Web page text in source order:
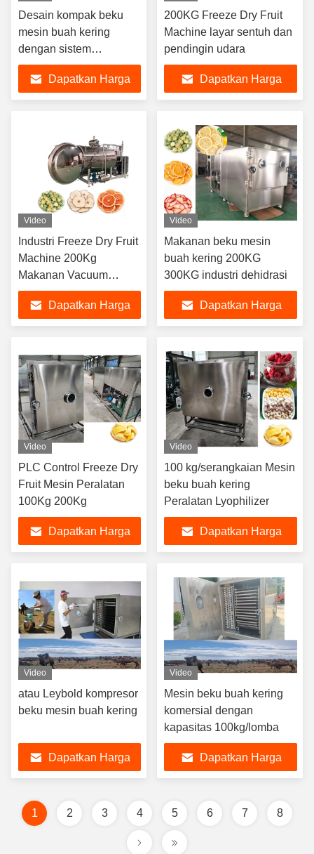
Desain kompak beku
mesin buah kering
dengan sistem
pendingin
Dapatkan Harga
200KG Freeze Dry Fruit
Machine layar sentuh dan
pendingin udara
Dapatkan Harga
Video
Industri Freeze Dry Fruit
Machine 200Kg
Makanan Vacuum
Freeze Drying Machine
Dapatkan Harga
Video
Makanan beku mesin
buah kering 200KG
300KG industri dehidrasi
Dapatkan Harga
Video
PLC Control Freeze Dry
Fruit Mesin Peralatan
100Kg 200Kg
Dapatkan Harga
Video
100 kg/serangkaian Mesin
beku buah kering
Peralatan Lyophilizer
Dapatkan Harga
Video
atau Leybold kompresor
beku mesin buah kering
Dapatkan Harga
Video
Mesin beku buah kering
komersial dengan
kapasitas 100kg/lomba
Dapatkan Harga
1 2 3 4 5 6 7 8